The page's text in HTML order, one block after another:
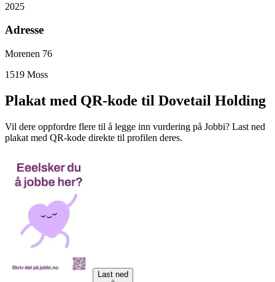
2025
Adresse
Morenen 76
1519 Moss
Plakat med QR-kode til Dovetail Holding
Vil dere oppfordre flere til å legge inn vurdering på Jobbi? Last ned
plakat med QR-kode direkte til profilen deres.
Last ned